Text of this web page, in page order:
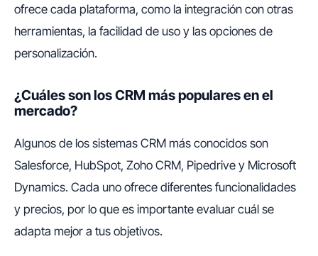
ofrece cada plataforma, como la integración con otras
herramientas, la facilidad de uso y las opciones de
personalización.
¿Cuáles son los CRM más populares en el
mercado?
Algunos de los sistemas CRM más conocidos son
Salesforce, HubSpot, Zoho CRM, Pipedrive y Microsoft
Dynamics. Cada uno ofrece diferentes funcionalidades
y precios, por lo que es importante evaluar cuál se
adapta mejor a tus objetivos.